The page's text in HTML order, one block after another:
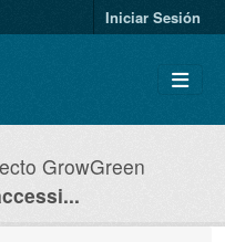
Iniciar Sesión
GrowGreen